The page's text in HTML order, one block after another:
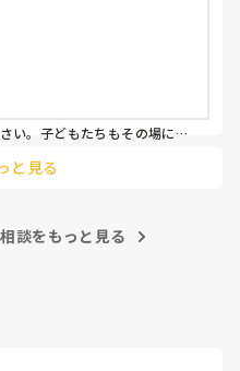
い。子どもたちもその場にい
ると思いますが、子どもたち
ンスで相談してみてください
と見る
談をもっと見る